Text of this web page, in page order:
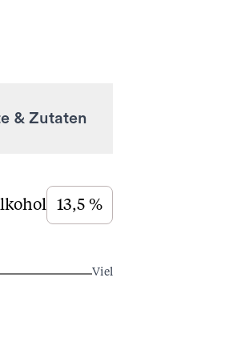
& Zutaten
13,5 %
Viel